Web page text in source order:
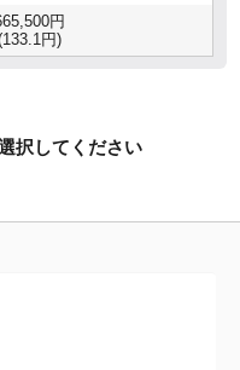
円
円)
択してください